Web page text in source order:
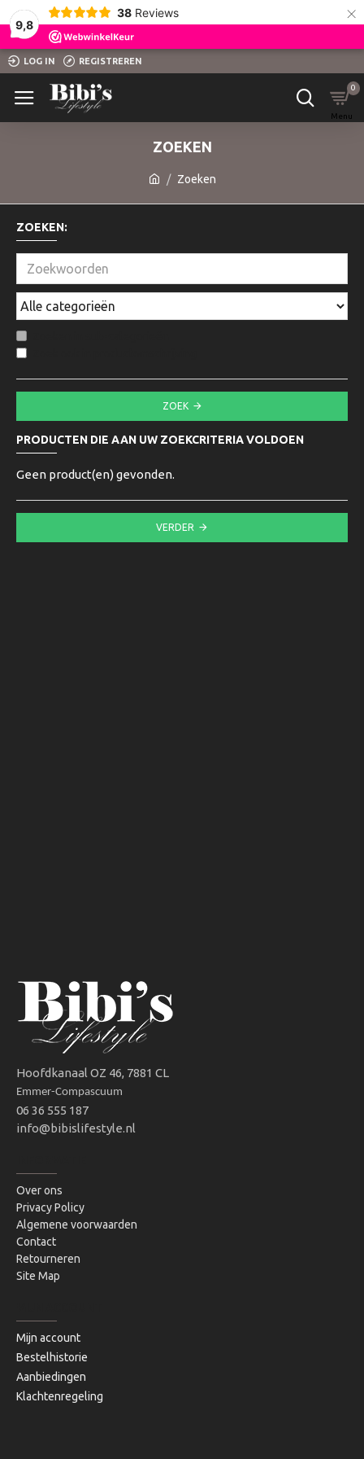
9,8
38 Reviews ×
LOG IN REGISTREREN
0
Zoeken
ZOEKEN
ZOEKEN:
ZOEK
PRODUCTEN DIE AAN UW ZOEKCRITERIA VOLDOEN
Geen product(en) gevonden.
VERDER
Hoofdkanaal OZ 46, 7881 CL
Emmer-Compascuum
06 36 555 187
info@bibislifestyle.nl
Over ons
Privacy Policy
Algemene voorwaarden
Contact
Retourneren
Site Map
Mijn account
Bestelhistorie
Aanbiedingen
Klachtenregeling